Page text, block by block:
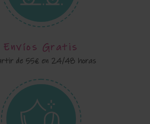
Envíos Gratis
de 55€ en 24/48 horas